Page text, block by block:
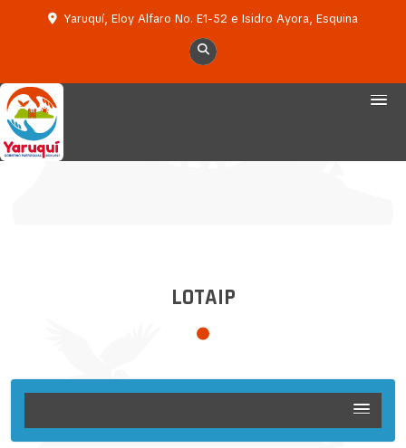
Yaruquí, Eloy Alfaro No. E1-52 e Isidro Ayora, Esquina
LOTAIP